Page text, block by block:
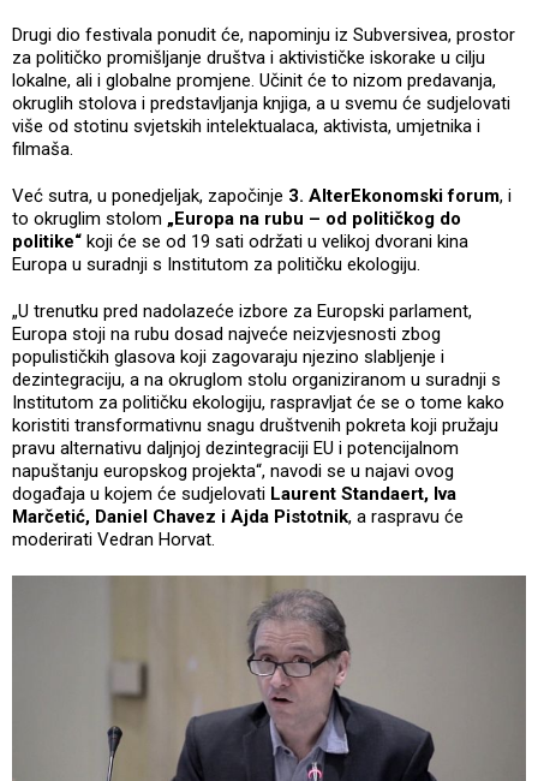
Drugi dio festivala ponudit će, napominju iz Subversivea, prostor
za političko promišljanje društva i aktivističke iskorake u cilju
lokalne, ali i globalne promjene. Učinit će to nizom predavanja,
okruglih stolova i predstavljanja knjiga, a u svemu će sudjelovati
više od stotinu svjetskih intelektualaca, aktivista, umjetnika i
filmaša.
Već sutra, u ponedjeljak, započinje 3. AlterEkonomski forum, i
to okruglim stolom „Europa na rubu – od političkog do
politike“ koji će se od 19 sati održati u velikoj dvorani kina
Europa u suradnji s Institutom za političku ekologiju.
„U trenutku pred nadolazeće izbore za Europski parlament,
Europa stoji na rubu dosad najveće neizvjesnosti zbog
populističkih glasova koji zagovaraju njezino slabljenje i
dezintegraciju, a na okruglom stolu organiziranom u suradnji s
Institutom za političku ekologiju, raspravljat će se o tome kako
koristiti transformativnu snagu društvenih pokreta koji pružaju
pravu alternativu daljnjoj dezintegraciji EU i potencijalnom
napuštanju europskog projekta“, navodi se u najavi ovog
događaja u kojem će sudjelovati Laurent Standaert, Iva
Marčetić, Daniel Chavez i Ajda Pistotnik, a raspravu će
moderirati Vedran Horvat.